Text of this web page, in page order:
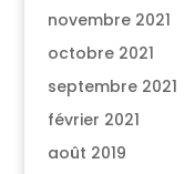
novembre 2021
octobre 2021
septembre 2021
février 2021
août 2019